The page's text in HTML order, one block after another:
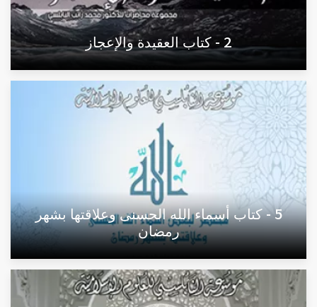
2 - كتاب العقيدة والإعجاز
5 - كتاب أسماء الله الحسنى وعلاقتها بشهر
رمضان